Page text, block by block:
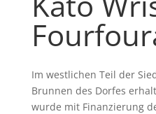
Im westlichen Teil der
Brunnen des Dorfes
wurde mit Finanzierung